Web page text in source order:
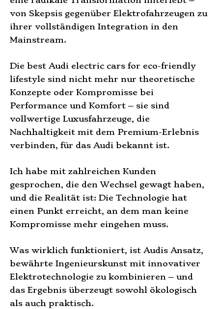
von Skepsis gegenüber Elektrofahrzeugen zu
ihrer vollständigen Integration in den
Mainstream.
Die best Audi electric cars for eco-friendly
lifestyle sind nicht mehr nur theoretische
Konzepte oder Kompromisse bei
Performance und Komfort – sie sind
vollwertige Luxusfahrzeuge, die
Nachhaltigkeit mit dem Premium-Erlebnis
verbinden, für das Audi bekannt ist.
Ich habe mit zahlreichen Kunden
gesprochen, die den Wechsel gewagt haben,
und die Realität ist: Die Technologie hat
einen Punkt erreicht, an dem man keine
Kompromisse mehr eingehen muss.
Was wirklich funktioniert, ist Audis Ansatz,
bewährte Ingenieurskunst mit innovativer
Elektrotechnologie zu kombinieren – und
das Ergebnis überzeugt sowohl ökologisch
als auch praktisch.